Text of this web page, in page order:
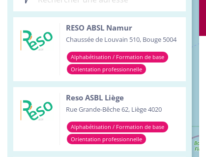
RESO ABSL Namur
Chaussée de Louvain 510, Bouge 5004
Alphabétisation / Formation de base
Orientation professionnelle
Reso ASBL Liège
Rue Grande-Bêche 62, Liège 4020
Alphabétisation / Formation de base
Orientation professionnelle